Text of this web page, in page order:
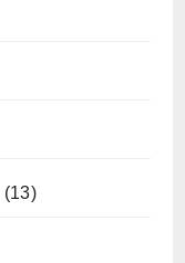
(13)